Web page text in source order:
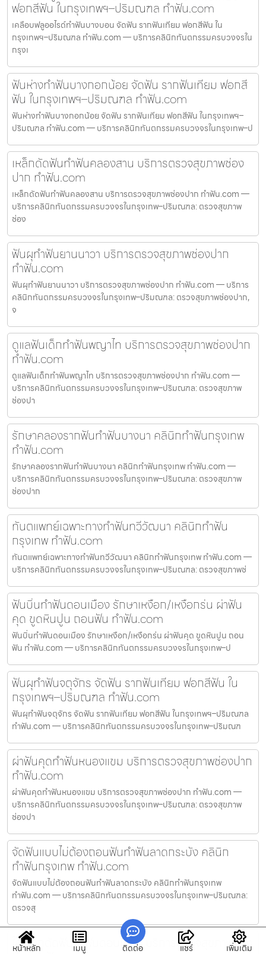
ฟอกสีฟัน ในกรุงเทพฯ–ปริมณฑล ทำฟัน.com
เคลือบฟลูออไรด์ทำฟันบางบอน จัดฟัน รากฟันเทียม ฟอกสีฟัน ใน
กรุงเทพฯ–ปริมณฑล ทำฟัน.com — บริการคลินิกทันตกรรมครบวงจรใน
กรุงเ
ฟันห่างทำฟันบางกอกน้อย จัดฟัน รากฟันเทียม ฟอกสี
ฟัน ในกรุงเทพฯ–ปริมณฑล ทำฟัน.com
ฟันห่างทำฟันบางกอกน้อย จัดฟัน รากฟันเทียม ฟอกสีฟัน ในกรุงเทพฯ–
ปริมณฑล ทำฟัน.com — บริการคลินิกทันตกรรมครบวงจรในกรุงเทพ–ป
เหล็กดัดฟันทำฟันคลองสาน บริการตรวจสุขภาพช่อง
ปาก ทำฟัน.com
เหล็กดัดฟันทำฟันคลองสาน บริการตรวจสุขภาพช่องปาก ทำฟัน.com —
บริการคลินิกทันตกรรมครบวงจรในกรุงเทพ–ปริมณฑล: ตรวจสุขภาพ
ช่อง
ฟันผุทำฟันยานนาวา บริการตรวจสุขภาพช่องปาก
ทำฟัน.com
ฟันผุทำฟันยานนาวา บริการตรวจสุขภาพช่องปาก ทำฟัน.com — บริการ
คลินิกทันตกรรมครบวงจรในกรุงเทพ–ปริมณฑล: ตรวจสุขภาพช่องปาก,
จ
ดูแลฟันเด็กทำฟันพญาไท บริการตรวจสุขภาพช่องปาก
ทำฟัน.com
ดูแลฟันเด็กทำฟันพญาไท บริการตรวจสุขภาพช่องปาก ทำฟัน.com —
บริการคลินิกทันตกรรมครบวงจรในกรุงเทพ–ปริมณฑล: ตรวจสุขภาพ
ช่องปา
รักษาคลองรากฟันทำฟันบางนา คลินิกทำฟันกรุงเทพ
ทำฟัน.com
รักษาคลองรากฟันทำฟันบางนา คลินิกทำฟันกรุงเทพ ทำฟัน.com —
บริการคลินิกทันตกรรมครบวงจรในกรุงเทพ–ปริมณฑล: ตรวจสุขภาพ
ช่องปาก
ทันตแพทย์เฉพาะทางทำฟันทวีวัฒนา คลินิกทำฟัน
กรุงเทพ ทำฟัน.com
ทันตแพทย์เฉพาะทางทำฟันทวีวัฒนา คลินิกทำฟันกรุงเทพ ทำฟัน.com —
บริการคลินิกทันตกรรมครบวงจรในกรุงเทพ–ปริมณฑล: ตรวจสุขภาพช่
ฟันบิ่นทำฟันดอนเมือง รักษาเหงือก/เหงือกร่น ผ่าฟัน
คุด ขูดหินปูน ถอนฟัน ทำฟัน.com
ฟันบิ่นทำฟันดอนเมือง รักษาเหงือก/เหงือกร่น ผ่าฟันคุด ขูดหินปูน ถอน
ฟัน ทำฟัน.com — บริการคลินิกทันตกรรมครบวงจรในกรุงเทพ–ป
ฟันผุทำฟันจตุจักร จัดฟัน รากฟันเทียม ฟอกสีฟัน ใน
กรุงเทพฯ–ปริมณฑล ทำฟัน.com
ฟันผุทำฟันจตุจักร จัดฟัน รากฟันเทียม ฟอกสีฟัน ในกรุงเทพฯ–ปริมณฑล
ทำฟัน.com — บริการคลินิกทันตกรรมครบวงจรในกรุงเทพ–ปริมณฑ
ผ่าฟันคุดทำฟันหนองแขม บริการตรวจสุขภาพช่องปาก
ทำฟัน.com
ผ่าฟันคุดทำฟันหนองแขม บริการตรวจสุขภาพช่องปาก ทำฟัน.com —
บริการคลินิกทันตกรรมครบวงจรในกรุงเทพ–ปริมณฑล: ตรวจสุขภาพ
ช่องปา
จัดฟันแบบไม่ต้องถอนฟันทำฟันลาดกระบัง คลินิก
ทำฟันกรุงเทพ ทำฟัน.com
จัดฟันแบบไม่ต้องถอนฟันทำฟันลาดกระบัง คลินิกทำฟันกรุงเทพ
ทำฟัน.com — บริการคลินิกทันตกรรมครบวงจรในกรุงเทพ–ปริมณฑล:
ตรวจสุ
ใส่เหล็กดัดฟันทำฟันดอนเมือง บริการตรวจสุขภาพช่อง
หน้าหลัก เมนู ติดต่อ แชร์ เพิ่มเติม